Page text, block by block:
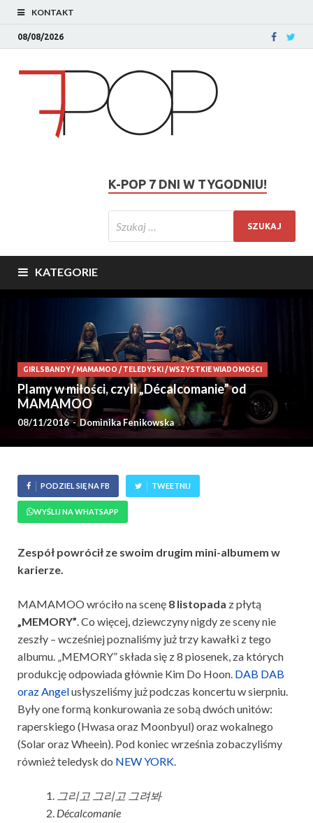
KONTAKT
08/08/2026
K-POP 7 DNI W TYGODNIU!
KATEGORIE
GIRLSBANDY/MAMAMOO /TELEDYSKI /WSZYSTKIE WIADOMOŚCI
Plamy w miłości, czyli „Décalcomanie” od
MAMAMOO
08/11/2016-Dominika Fenikowska
PODZIEL SIĘ NA FB TWEETNIJ
WYŚLIJ NA WHATSAPP
Zespół powrócił ze swoim drugim mini-albumem w
karierze.
MAMAMOO wróciło na scenę 8 listopada z płytą
„MEMORY”. Co więcej, dziewczyny nigdy ze sceny nie
zeszły – wcześniej poznaliśmy już trzy kawałki z tego
albumu. „MEMORY” składa się z 8 piosenek, za których
produkcję odpowiada głównie Kim Do Hoon. DAB DAB
oraz Angelusłyszeliśmy już podczas koncertu w sierpniu.
Były one formą konkurowania ze sobą dwóch unitów:
raperskiego (Hwasa oraz Moonbyul) oraz wokalnego
(Solar oraz Wheein). Pod koniec września zobaczyliśmy
również teledysk do NEW YORK.
그리고 그리고 그려봐
Décalcomanie